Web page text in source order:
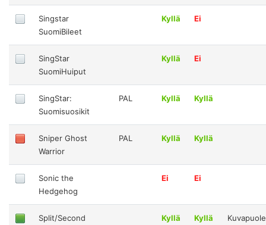
Singstar
SuomiBileet
Kyllä Ei
SingStar
SuomiHuiput
Kyllä Ei
SingStar:
Suomisuosikit
PAL Kyllä Kyllä
Sniper Ghost
Warrior
PAL Kyllä Kyllä
Sonic the
Hedgehog
Ei Ei
Split/Second
Kyllä Kyllä